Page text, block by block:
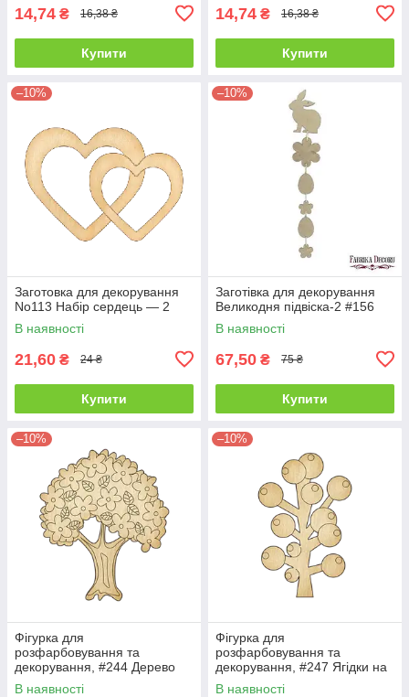
14,74 ₴ 16,38 ₴
Купити
14,74 ₴ 16,38 ₴
Купити
–10%
Заготовка для декорування
No113 Набір сердець — 2
В наявності
21,60 ₴ 24 ₴
Купити
–10%
Заготівка для декорування
Великодня підвіска-2 #156
В наявності
67,50 ₴ 75 ₴
Купити
–10%
Фігурка для
розфарбовування та
декорування, #244 Дерево
В наявності
–10%
Фігурка для
розфарбовування та
декорування, #247 Ягідки на
гілці — 1
В наявності